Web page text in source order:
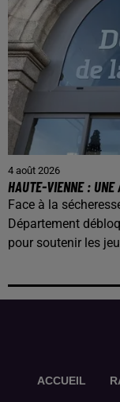
4 août 2026
HAUTE-VIENNE : UNE
Face à la
Département
pour soutenir les
ACCUEIL